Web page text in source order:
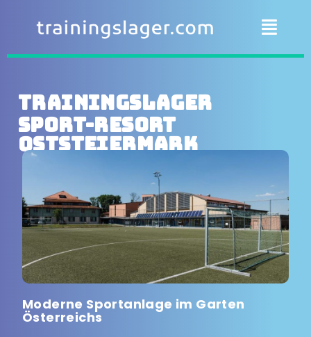
Trainingslager
Sport-Resort
Oststeiermark
Moderne Sportanlage im Garten
Österreichs